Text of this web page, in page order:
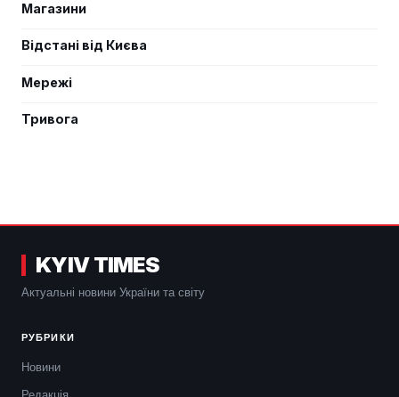
Магазини
Відстані від Києва
Мережі
Тривога
KYIV TIMES
Актуальні новини України та світу
РУБРИКИ
Новини
Редакція